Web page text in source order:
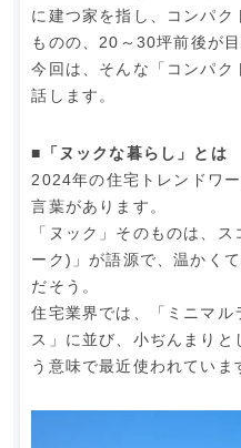
に建つ家を指し、コンパ
ものの、20～30坪前後が
今回は、そんな「コンパク
話します。
■「ヌックな暮らし」とは
2024年の住宅トレンドワ
言葉があります。
「ヌック」そのものは、
ーク)」が語源で、温かく
だそう。
住宅業界では、「ミニマル
ス」に並び、小ぢんまり
う意味で最近使われていま